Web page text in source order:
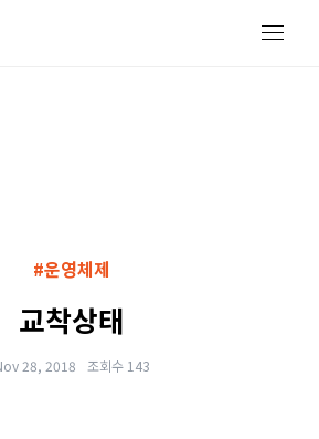
#운영체제
교착상태
28, 2018 조회수 143